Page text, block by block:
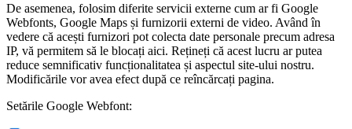
De asemenea, folosim diferite servicii externe cum ar fi Google
Webfonts, Google Maps și furnizorii externi de video. Având în
vedere că acești furnizori pot colecta date personale precum adresa
IP, vă permitem să le blocați aici. Rețineți că acest lucru ar putea
reduce semnificativ funcționalitatea și aspectul site-ului nostru.
Modificările vor avea efect după ce reîncărcați pagina.
Setările Google Webfont: